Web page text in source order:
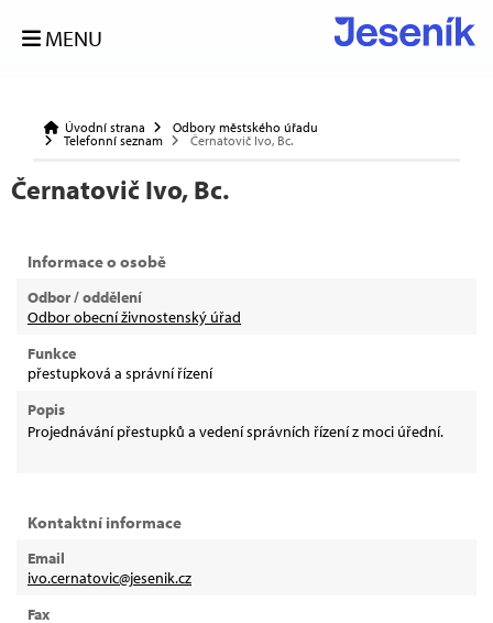
MENU
Úvodní strana
Odbory městského úřadu
Telefonní seznam
Černatovič Ivo, Bc.
Černatovič Ivo, Bc.
Informace o osobě
Odbor / oddělení
Odbor obecní živnostenský úřad
Funkce
přestupková a správní řízení
Popis
Projednávání přestupků a vedení správních řízení z moci úřední.
Kontaktní informace
Email
ivo.cernatovic@jesenik.cz
Fax